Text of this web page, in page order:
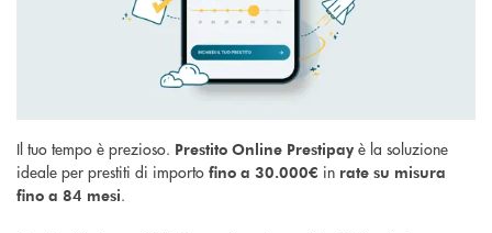
Il tuo tempo è prezioso. Prestito Online Prestipay è la soluzione
ideale per prestiti di importo fino a 30.000€ in rate su misura
fino a 84 mesi.